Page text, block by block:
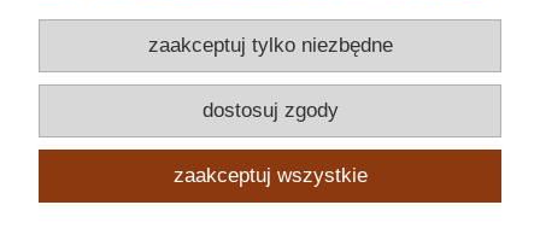
Informacje
zaakceptuj tylko niezbędne
dostosuj zgody
zaakceptuj wszystkie